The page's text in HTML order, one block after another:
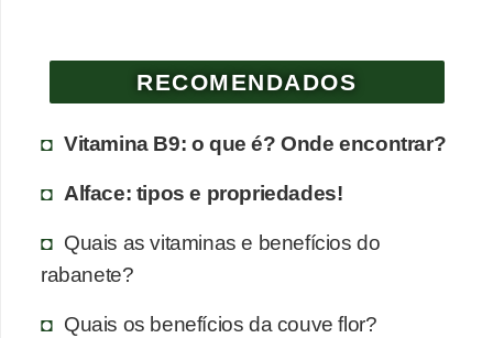
RECOMENDADOS
Vitamina B9: o que é? Onde encontrar?
Alface: tipos e propriedades!
Quais as vitaminas e benefícios do
rabanete?
Quais os benefícios da couve flor?